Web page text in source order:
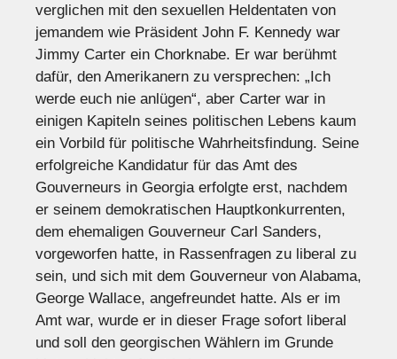
verglichen mit den sexuellen Heldentaten von
jemandem wie Präsident John F. Kennedy war
Jimmy Carter ein Chorknabe. Er war berühmt
dafür, den Amerikanern zu versprechen: „Ich
werde euch nie anlügen“, aber Carter war in
einigen Kapiteln seines politischen Lebens kaum
ein Vorbild für politische Wahrheitsfindung. Seine
erfolgreiche Kandidatur für das Amt des
Gouverneurs in Georgia erfolgte erst, nachdem
er seinem demokratischen Hauptkonkurrenten,
dem ehemaligen Gouverneur Carl Sanders,
vorgeworfen hatte, in Rassenfragen zu liberal zu
sein, und sich mit dem Gouverneur von Alabama,
George Wallace, angefreundet hatte. Als er im
Amt war, wurde er in dieser Frage sofort liberal
und soll den georgischen Wählern im Grunde